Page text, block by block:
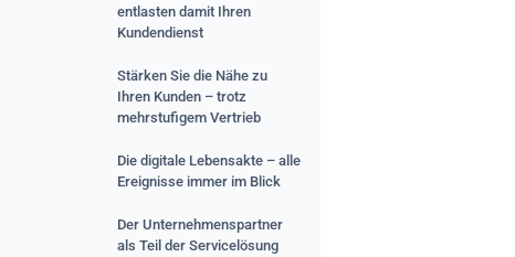
entlasten damit Ihren
Kundendienst
Stärken Sie die Nähe zu
Ihren Kunden – trotz
mehrstufigem Vertrieb
Die digitale Lebensakte – alle
Ereignisse immer im Blick
Der Unter­nehmens­partner
als Teil der Service­lösung